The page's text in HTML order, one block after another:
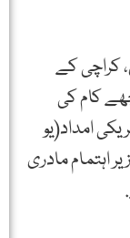
کراچی کے
کام کی
امداد(یو
اہتمام مادری